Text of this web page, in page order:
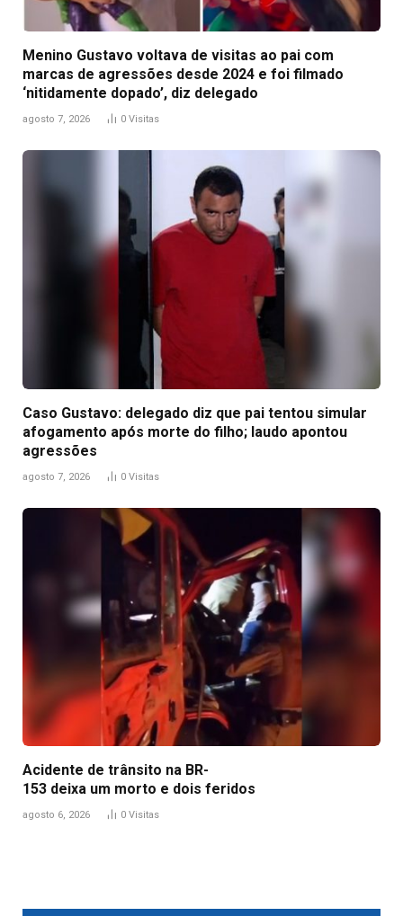
Menino Gustavo voltava de visitas ao pai com
marcas de agressões desde 2024 e foi filmado
‘nitidamente dopado’, diz delegado
agosto 7, 2026 0 Visitas
Caso Gustavo: delegado diz que pai tentou simular
afogamento após morte do filho; laudo apontou
agressões
agosto 7, 2026 0 Visitas
Acidente de trânsito na BR-
153 deixa um morto e dois feridos
agosto 6, 2026 0 Visitas